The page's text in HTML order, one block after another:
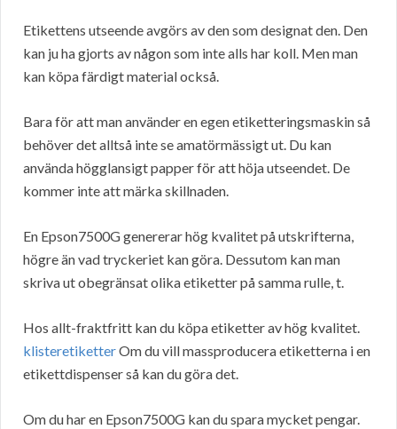
Etikettens utseende avgörs av den som designat den. Den
kan ju ha gjorts av någon som inte alls har koll. Men man
kan köpa färdigt material också.
Bara för att man använder en egen etiketteringsmaskin så
behöver det alltså inte se amatörmässigt ut. Du kan
använda högglansigt papper för att höja utseendet. De
kommer inte att märka skillnaden.
En Epson7500G genererar hög kvalitet på utskrifterna,
högre än vad tryckeriet kan göra. Dessutom kan man
skriva ut obegränsat olika etiketter på samma rulle, t.
Hos allt-fraktfritt kan du köpa etiketter av hög kvalitet.
klisteretiketterOm du vill massproducera etiketterna i en
etikettdispenser så kan du göra det.
Om du har en Epson7500G kan du spara mycket pengar.